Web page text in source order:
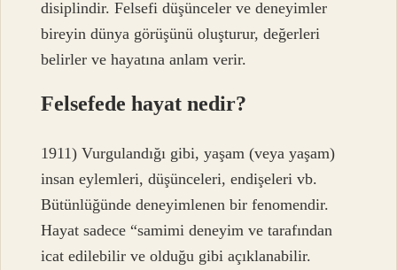
disiplindir. Felsefi düşünceler ve deneyimler
bireyin dünya görüşünü oluşturur, değerleri
belirler ve hayatına anlam verir.
Felsefede hayat nedir?
1911) Vurgulandığı gibi, yaşam (veya yaşam)
insan eylemleri, düşünceleri, endişeleri vb.
Bütünlüğünde deneyimlenen bir fenomendir.
Hayat sadece “samimi deneyim ve tarafından
icat edilebilir ve olduğu gibi açıklanabilir.